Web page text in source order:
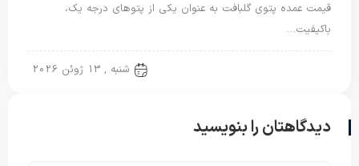
قیمت عمده پتوی گلبافت به عنوان یکی از پتوهای درجه یک،
باکیفیت…
شنبه , 13 ژوئن 2026
دیدگاهتان را بنویسید